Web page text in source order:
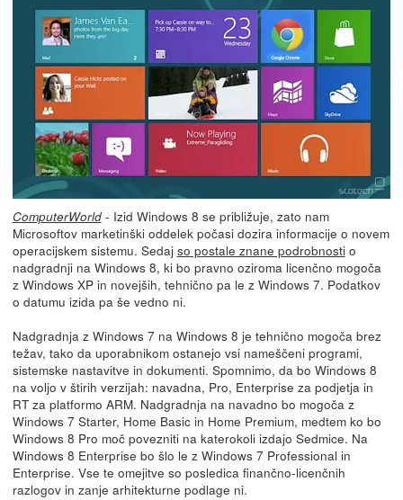
ComputerWorld- Izid Windows 8 se približuje, zato nam
Microsoftov marketinški oddelek počasi dozira informacije o novem
operacijskem sistemu. Sedaj so postale znane podrobnostio
nadgradnji na Windows 8, ki bo pravno oziroma licenčno mogoča
z Windows XP in novejših, tehnično pa le z Windows 7. Podatkov
o datumu izida pa še vedno ni.
Nadgradnja z Windows 7 na Windows 8 je tehnično mogoča brez
težav, tako da uporabnikom ostanejo vsi nameščeni programi,
sistemske nastavitve in dokumenti. Spomnimo, da bo Windows 8
na voljo v štirih verzijah: navadna, Pro, Enterprise za podjetja in
RT za platformo ARM. Nadgradnja na navadno bo mogoča z
Windows 7 Starter, Home Basic in Home Premium, medtem ko bo
Windows 8 Pro moč povezniti na katerokoli izdajo Sedmice. Na
Windows 8 Enterprise bo šlo le z Windows 7 Professional in
Enterprise. Vse te omejitve so posledica finančno-licenčnih
razlogov in zanje arhitekturne podlage ni.